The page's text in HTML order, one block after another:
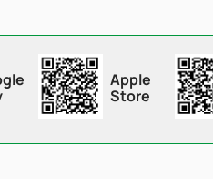
Apple
Store